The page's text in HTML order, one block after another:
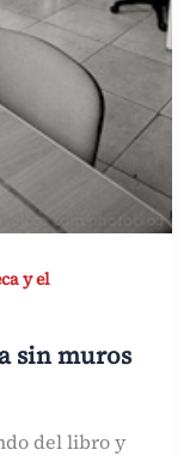
y el
sin muros
del libro y